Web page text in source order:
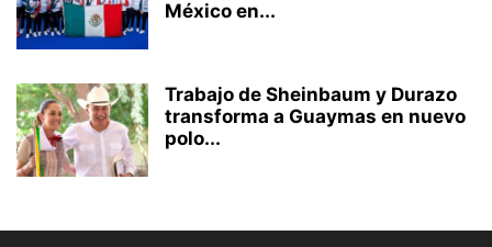
México en...
Trabajo de Sheinbaum y Durazo
transforma a Guaymas en nuevo
polo...